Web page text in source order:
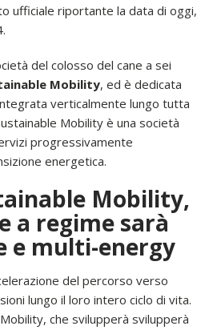
ufficiale riportante la data di oggi,
del colosso del cane a sei
Mobility, ed è dedicata
verticalmente lungo tutta
Mobility è una società
progressivamente
energetica.
Mobility,
a regime sarà
e multi-energy
del percorso verso
lungo il loro intero ciclo di vita.
che svilupperà svilupperà